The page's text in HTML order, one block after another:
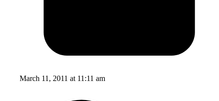
March 11, 2011 at 11:11 am